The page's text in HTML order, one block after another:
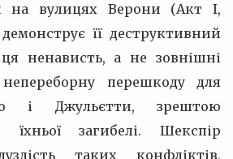
на вулицях Верони (Акт I,
її деструктивний
ненависть, а не зовнішні
перешкоду для
і Джульєтти, зрештою
загибелі. Шекспір
таких конфліктів,